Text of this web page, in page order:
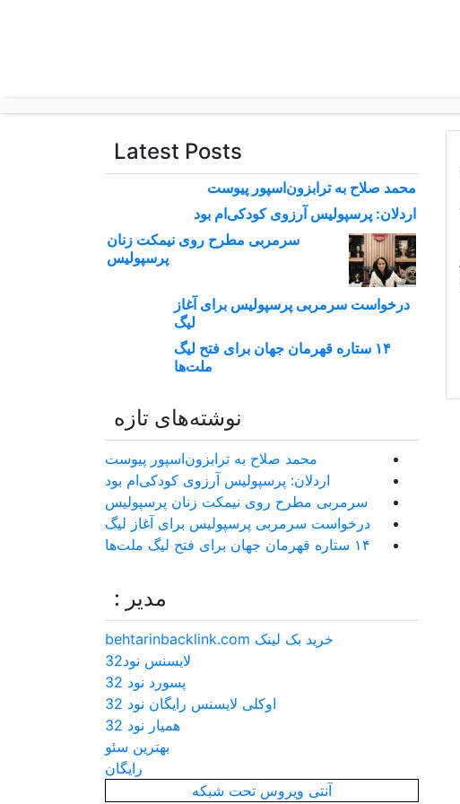
Latest Posts
محمد صلاح به ترابزون‌اسپور پیوست
اردلان: پرسپولیس آرزوی کودکی‌ام بود
سرمربی مطرح روی نیمکت زنان
پرسپولیس
درخواست سرمربی پرسپولیس برای آغاز
لیگ
۱۴ ستاره قهرمان جهان برای فتح لیگ
ملت‌ها
نوشته‌های تازه
محمد صلاح به ترابزون‌اسپور پیوست
اردلان: پرسپولیس آرزوی کودکی‌ام بود
سرمربی مطرح روی نیمکت زنان پرسپولیس
درخواست سرمربی پرسپولیس برای آغاز لیگ
۱۴ ستاره قهرمان جهان برای فتح لیگ ملت‌ها
مدیر :
خرید بک لینک behtarinbacklink.com
لایسنس نود32
پسورد نود 32
اوکلی لایسنس رایگان نود 32
همیار نود 32
بهترین سئو
رایگان
آنتی ویروس تحت شبکه